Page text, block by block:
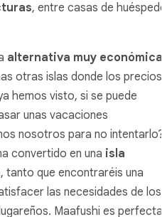
, entre casas de
alternativa muy económica
otras islas donde los precios
hemos visto, si se puede
unas vacaciones
nosotros para no intentarlo?
convertido en una isla
, tanto que encontraréis una
las necesidades de los
Maafushi es perfecta